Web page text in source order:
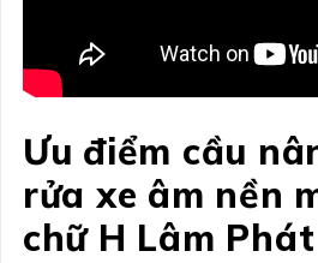
Ưu điểm cầu
rửa xe âm nền
chữ H Lâm